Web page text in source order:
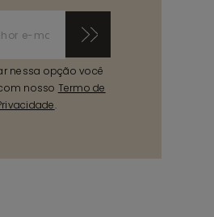
nessa opção você
nosso Termo de
.